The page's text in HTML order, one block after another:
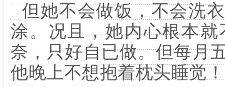
但她不会做饭，不会洗
涂。况且，她内心根本
奈，只好自已做。但每月
他晚上不想抱着枕头睡觉！